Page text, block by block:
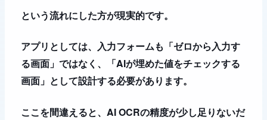
という流れにした方が現実的です。
アプリとしては、入力フォームも「ゼロから入力す
る画面」ではなく、「AIが埋めた値をチェックする
画面」として設計する必要があります。
ここを間違えると、AI OCRの精度が少し足りないだ